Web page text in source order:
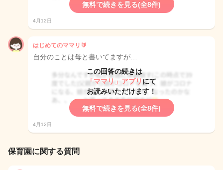
無料で続きを見る(全8件)
4月12日
はじめてのママリ🔰
自分のことは母と書いてますが…
この回答の続きは
「ママリ」アプリ にて
お読みいただけます！
無料で続きを見る(全8件)
4月12日
保育園に関する質問